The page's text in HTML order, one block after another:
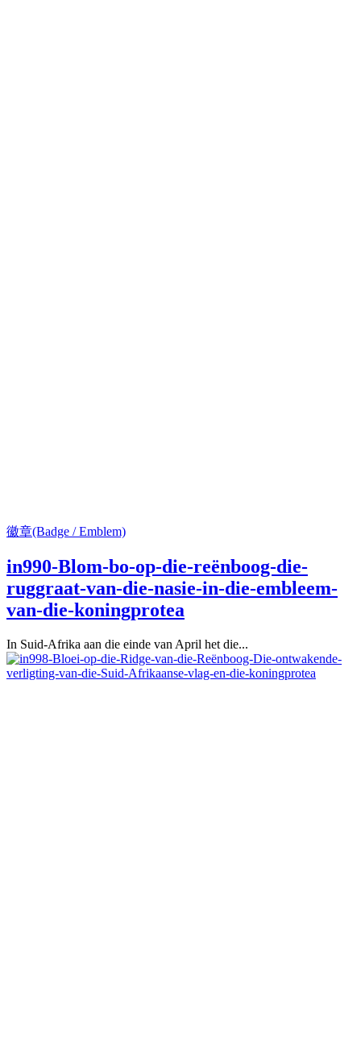
徽章(Badge / Emblem)
in990-Blom-bo-op-die-reënboog-die-
ruggraat-van-die-nasie-in-die-embleem-
van-die-koningprotea
In Suid-Afrika aan die einde van April het die...